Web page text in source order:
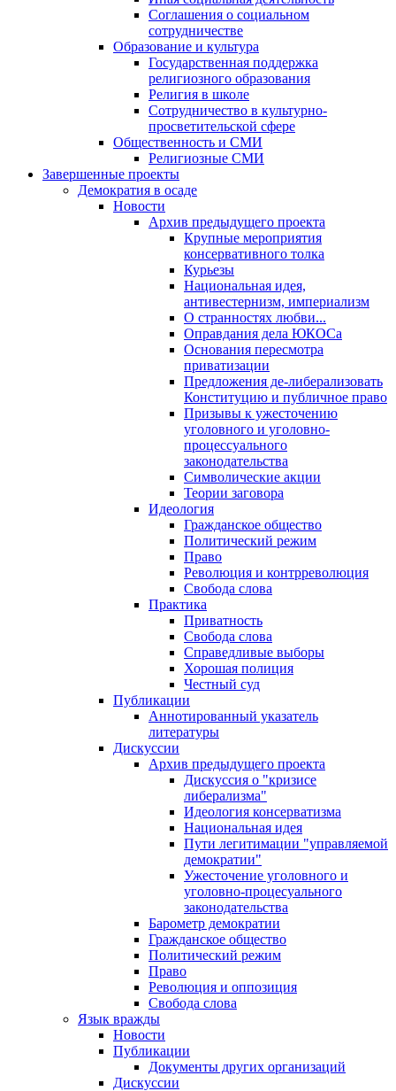
Соглашения о социальном
сотрудничестве
Образование и культура
Государственная поддержка
религиозного образования
Религия в школе
Сотрудничество в культурно-
просветительской сфере
Общественность и СМИ
Религиозные СМИ
Завершенные проекты
Демократия в осаде
Новости
Архив предыдущего проекта
Крупные мероприятия
консервативного толка
Курьезы
Национальная идея,
антивестернизм, империализм
О странностях любви...
Оправдания дела ЮКОСа
Основания пересмотра
приватизации
Предложения де-либерализовать
Конституцию и публичное право
Призывы к ужесточению
уголовного и уголовно-
процессуального
законодательства
Символические акции
Теории заговора
Идеология
Гражданское общество
Политический режим
Право
Революция и контрреволюция
Свобода слова
Практика
Приватность
Свобода слова
Справедливые выборы
Хорошая полиция
Честный суд
Публикации
Аннотированный указатель
литературы
Дискуссии
Архив предыдущего проекта
Дискуссия о "кризисе
либерализма"
Идеология консерватизма
Национальная идея
Пути легитимации "управляемой
демократии"
Ужесточение уголовного и
уголовно-процесуального
законодательства
Барометр демократии
Гражданское общество
Политический режим
Право
Революция и оппозиция
Свобода слова
Язык вражды
Новости
Публикации
Документы других организаций
Дискуссии